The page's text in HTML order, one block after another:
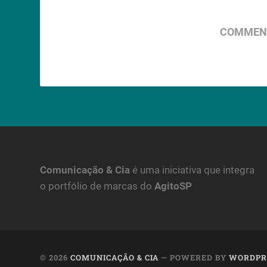
Comunicação & Cia é uma iniciativa que integra
o portfólio de marcas doAgitoSP
© 2026COMUNICAÇÃO & CIA — POWERED BY